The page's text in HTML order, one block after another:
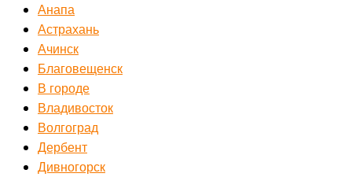
Анапа
Астрахань
Ачинск
Благовещенск
В городе
Владивосток
Волгоград
Дербент
Дивногорск